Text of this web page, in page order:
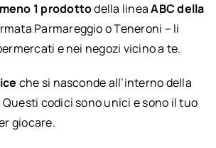
1 prodottodella lineaABC della
Parmareggio o Teneroni – li
e nei negozi vicino a te.
che si nasconde all’interno della
codici sono unici e sono il tuo
giocare.